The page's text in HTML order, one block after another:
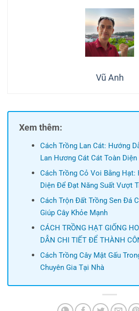
Vũ Anh
Xem thêm:
Cách Trồng Lan Cát: Hướng
Lan Hương Cát Cát Toàn Diện
Cách Trồng Cỏ Voi Bằng Hạt:
Diện Để Đạt Năng Suất Vượt
Cách Trộn Đất Trồng Sen Đá
Giúp Cây Khỏe Mạnh
CÁCH TRỒNG HẠT GIỐNG
DẪN CHI TIẾT ĐỂ THÀNH
Cách Trồng Cây Mật Gấu
Chuyên Gia Tại Nhà